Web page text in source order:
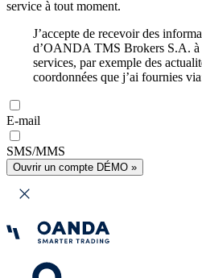
service à tout moment.
J’accepte de recevoir des
d’OANDA TMS Brokers S.A. à
services, par exemple des
coordonnées que j’ai fournies
E-mail
SMS/MMS
Ouvrir un compte DÉMO »